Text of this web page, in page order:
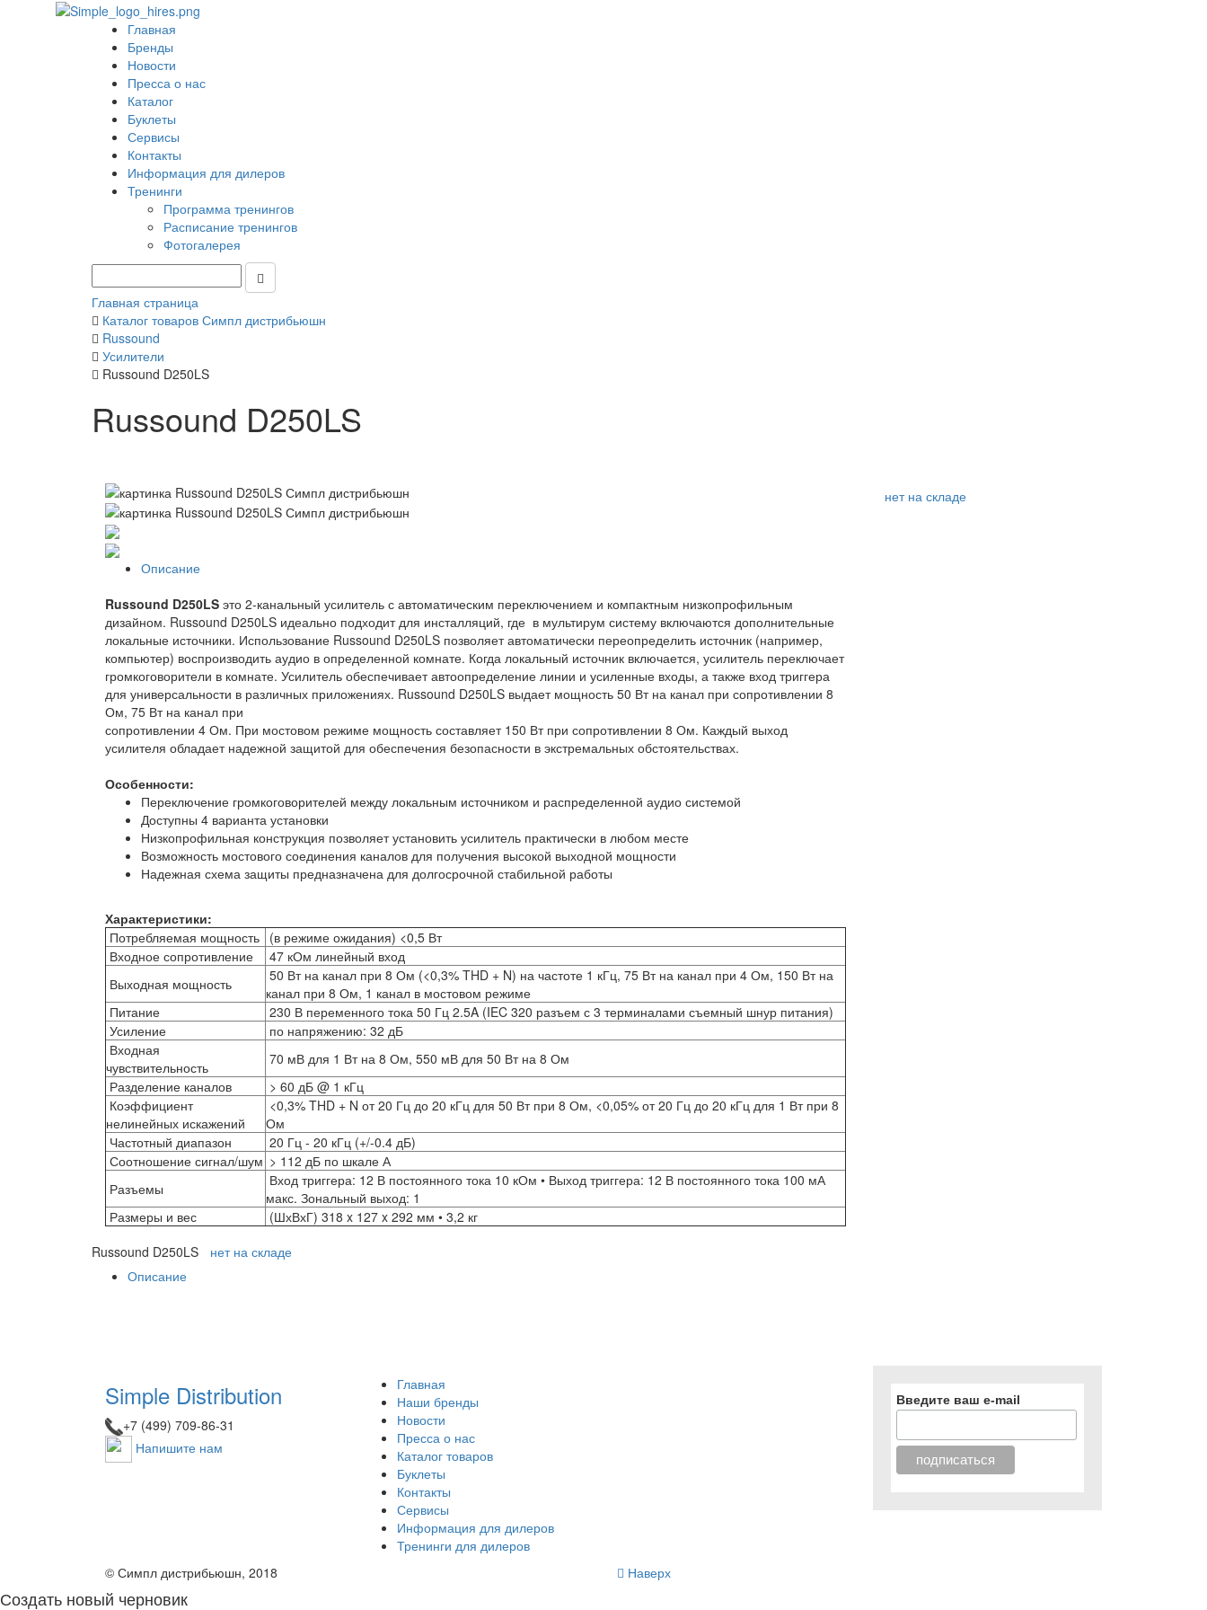
Главная
Бренды
Новости
Пресса о нас
Каталог
Буклеты
Сервисы
Контакты
Информация для дилеров
Тренинги
Программа тренингов
Расписание тренингов
Фотогалерея
Главная страница
Каталог товаров Симпл дистрибьюшн
Russound
Усилители
Russound D250LS
Russound D250LS
нет на складе
Описание
Russound D250LS это 2-канальный усилитель с автоматическим переключением и компактным низкопрофильным
дизайном. Russound D250LS идеально подходит для инсталляций, где в мультирум систему включаются дополнительные
локальные источники. Использование Russound D250LS позволяет автоматически переопределить источник (например,
компьютер) воспроизводить аудио в определенной комнате. Когда локальный источник включается, усилитель переключает
громкоговорители в комнате. Усилитель обеспечивает автоопределение линии и усиленные входы, а также вход триггера
для универсальности в различных приложениях. Russound D250LS выдает мощность 50 Вт на канал при сопротивлении 8
Ом, 75 Вт на канал при
сопротивлении 4 Ом. При мостовом режиме мощность составляет 150 Вт при сопротивлении 8 Ом. Каждый выход
усилителя обладает надежной защитой для обеспечения безопасности в экстремальных обстоятельствах.
Особенности:
Переключение громкоговорителей между локальным источником и распределенной аудио системой
Доступны 4 варианта установки
Низкопрофильная конструкция позволяет установить усилитель практически в любом месте
Возможность мостового соединения каналов для получения высокой выходной мощности
Надежная схема защиты предназначена для долгосрочной стабильной работы
Характеристики:
Потребляемая мощность (в режиме ожидания) <0,5 Вт
Входное сопротивление
47 кОм линейный вход
Выходная мощность
50 Вт на канал при 8 Ом (<0,3% THD + N) на частоте 1 кГц, 75 Вт на канал при 4 Ом, 150 Вт на
канал при 8 Ом, 1 канал в мостовом режиме
Питание
230 В переменного тока 50 Гц 2.5A (IEC 320 разъем с 3 терминалами съемный шнур питания)
Усиление
по напряжению: 32 дБ
Входная
чувствительность
70 мВ для 1 Вт на 8 Ом, 550 мВ для 50 Вт на 8 Ом
Разделение каналов
> 60 дБ @ 1 кГц
Коэффициент
нелинейных искажений
<0,3% THD + N от 20 Гц до 20 кГц для 50 Вт при 8 Ом, <0,05% от 20 Гц до 20 кГц для 1 Вт при 8
Ом
Частотный диапазон
20 Гц - 20 кГц (+/-0.4 дБ)
Соотношение сигнал/шум > 112 дБ по шкале А
Разъемы
Вход триггера: 12 В постоянного тока 10 кОм • Выход триггера: 12 В постоянного тока 100 мА
макс. Зональный выход: 1
Размеры и вес
(ШхВхГ) 318 x 127 x 292 мм • 3,2 кг
Russound D250LS
нет на складе
Описание
Главная
Наши бренды
Новости
Пресса о нас
Каталог товаров
Буклеты
Контакты
Сервисы
Информация для дилеров
Тренинги для дилеров
Введите ваш e-mail
Simple Distribution
+7 (499) 709-86-31
Напишите нам
© Симпл дистрибьюшн, 2018 Наверх
Создать новый черновик